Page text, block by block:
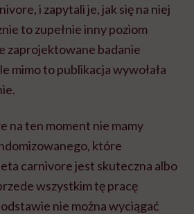
i zapytali je, jak się na niej
to zupełnie inny poziom
zaprojektowane badanie
mimo to publikacja wywołała
na ten moment nie mamy
które
carnivore jest skuteczna albo
wszystkim tę pracę
nie można wyciągać